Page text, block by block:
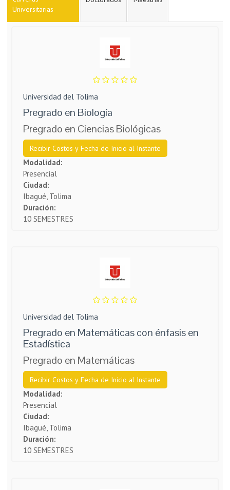
Universitarias
Universidad del Tolima
Pregrado en Biología
Pregrado en Ciencias Biológicas
Recibir Costos y Fecha de Inicio al Instante
Modalidad:
Presencial
Ciudad:
Ibagué, Tolima
Duración:
10 SEMESTRES
Universidad del Tolima
Pregrado en Matemáticas con énfasis en
Estadística
Pregrado en Matemáticas
Recibir Costos y Fecha de Inicio al Instante
Modalidad:
Presencial
Ciudad:
Ibagué, Tolima
Duración:
10 SEMESTRES